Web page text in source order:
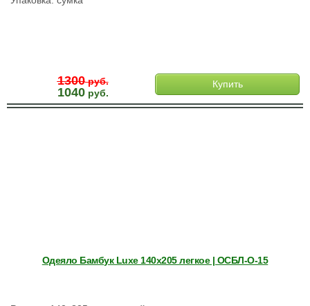
1300руб.
1040руб.
Купить
Одеяло Бамбук Luxe 140х205 легкое | ОСБЛ-О-15